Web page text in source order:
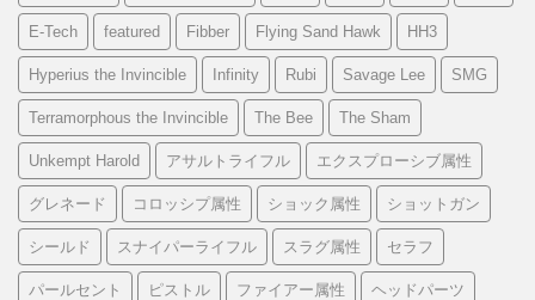
E-Tech featured Fibber Flying Sand Hawk HH3
Hyperius the Invincible Infinity Rubi Savage Lee SMG
Terramorphous the Invincible The Bee The Sham
Unkempt Harold アサルトライフル エクスプローシブ属性
グレネード コロッシプ属性 ショック属性 ショットガン
シールド スナイパーライフル スラグ属性 セラフ
パールセント ピストル ファイアー属性 ヘッドパーツ